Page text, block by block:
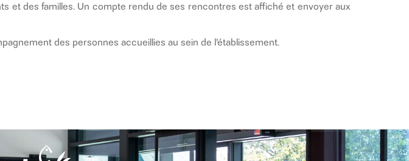
et des familles. Un compte rendu de ses rencontres est affiché et envoyer aux
des personnes accueillies au sein de l’établissement.